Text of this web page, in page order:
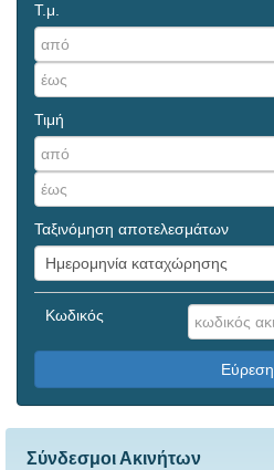
Τ.μ.
Τιμή
Ταξινόμηση αποτελεσμάτων
Κωδικός
Εύρεση
Σύνδεσμοι Ακινήτων